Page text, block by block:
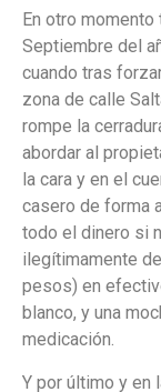
En otro
Septiembre del
cuando tras
zona de calle
rompe la
abordar al
la cara y en el
casero de forma
todo el dinero si
ilegítimamente
pesos) en
blanco, y una
medicación.
Y por último y en